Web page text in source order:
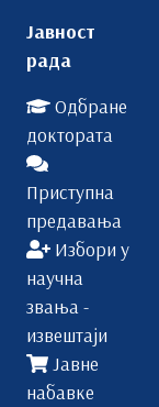
Јавност
рада
Одбране
доктората
Приступна
предавања
Избори у
научна
звања -
извештаји
Јавне
набавке